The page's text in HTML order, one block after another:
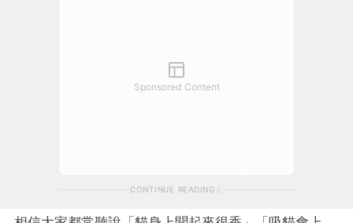
Sponsored Content
CONTINUE READING